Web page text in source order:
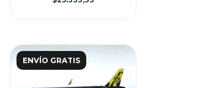
ENVÍO GRATIS